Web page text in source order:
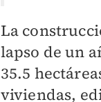
La
lapso de un
35.5
viviendas,